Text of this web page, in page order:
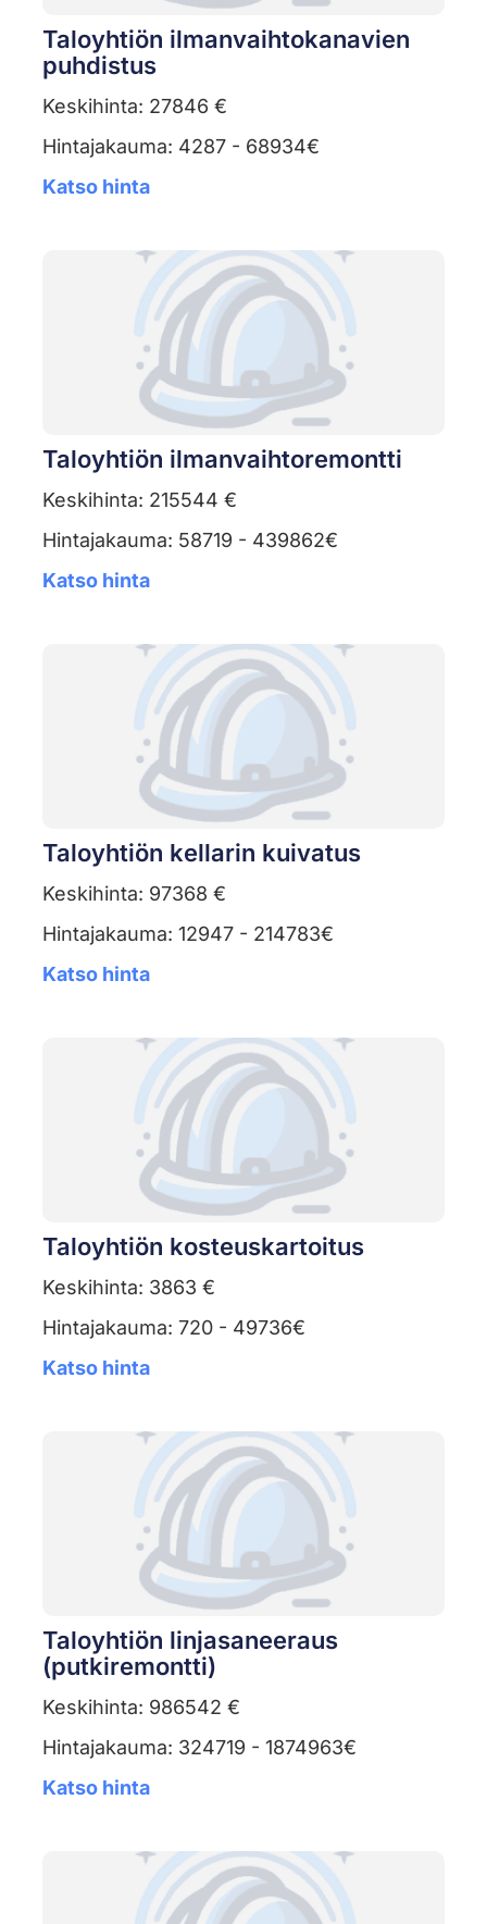
Taloyhtiön ilmanvaihtokanavien
puhdistus
Keskihinta: 27846 €
Hintajakauma: 4287 - 68934€
Katso hinta
Taloyhtiön ilmanvaihtoremontti
Keskihinta: 215544 €
Hintajakauma: 58719 - 439862€
Katso hinta
Taloyhtiön kellarin kuivatus
Keskihinta: 97368 €
Hintajakauma: 12947 - 214783€
Katso hinta
Taloyhtiön kosteuskartoitus
Keskihinta: 3863 €
Hintajakauma: 720 - 49736€
Katso hinta
Taloyhtiön linjasaneeraus
(putkiremontti)
Keskihinta: 986542 €
Hintajakauma: 324719 - 1874963€
Katso hinta